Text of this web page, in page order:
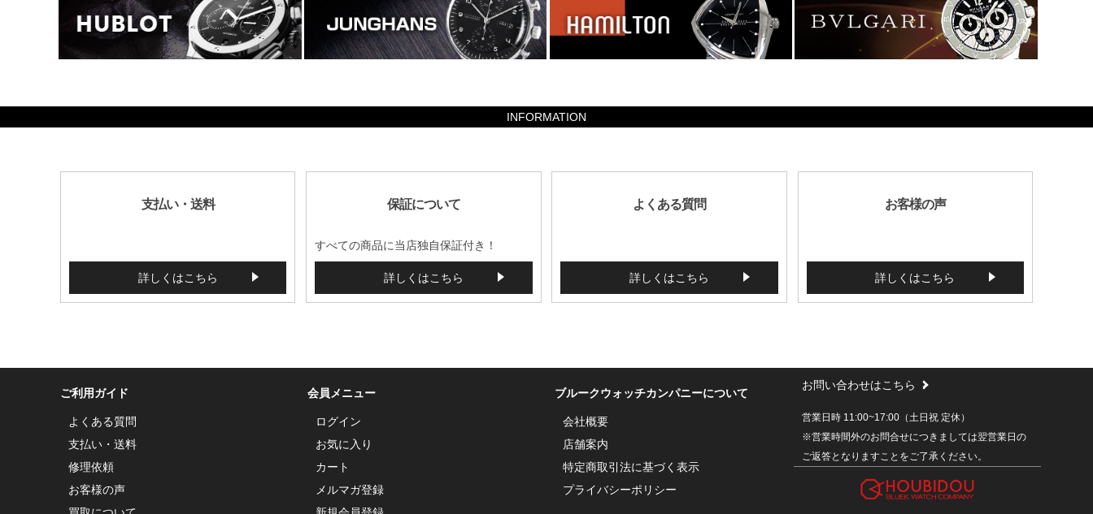
INFORMATION
支払い・送料
詳しくはこちら
保証について
すべての商品に当店独自保証付き！
詳しくはこちら
よくある質問
詳しくはこちら
お客様の声
詳しくはこちら
ご利用ガイド
よくある質問
支払い・送料
修理依頼
お客様の声
会員メニュー
ログイン
お気に入り
カート
メルマガ登録
ブルークウォッチカンパニーについて
会社概要
店舗案内
特定商取引法に基づく表示
プライバシーポリシー
お問い合わせはこちら
営業日時 11:00~17:00（土日祝 定休）
※営業時間外のお問合せにつきましては翌営業日の
ご返答となりますことをご了承ください。